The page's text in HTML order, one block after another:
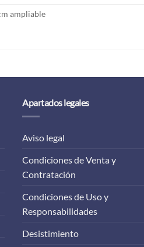
ampliable
Apartados legales
Aviso legal
Condiciones de Venta y
Contratación
Condiciones de Uso y
Responsabilidades
Desistimiento